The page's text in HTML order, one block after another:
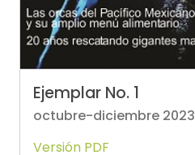
Ejemplar No. 1
octubre-diciembre 2023
Versión PDF